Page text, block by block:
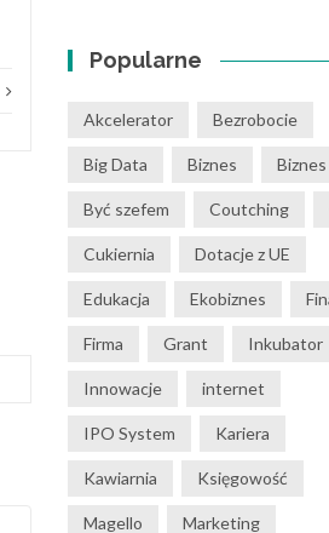
Popularne
Akcelerator Bezrobocie
Big Data Biznes
Być szefem Coutching
Cukiernia Dotacje z UE
Edukacja Ekobiznes
Firma Grant Inkubator
Innowacje internet
IPO System Kariera
Kawiarnia Księgowość
Magello Marketing